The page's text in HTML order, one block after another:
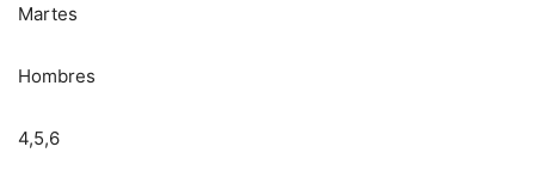
Martes
Hombres
4,5,6